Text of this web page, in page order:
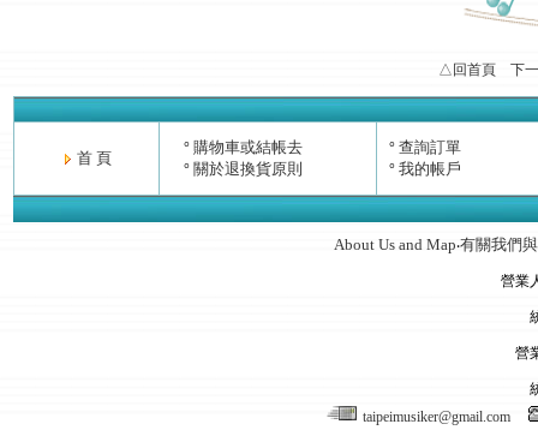
△回首頁 下
首 頁
° 購物車或結帳去
° 關於退換貨原則
° 查詢訂單
° 我的帳戶
About Us and Map‧有關我們
營業
營
taipeimusiker@gmail.com